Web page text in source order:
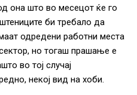
она што во месецот ќе го
би требало да
одредени работни места
но тогаш прашање е
во тој случај
некој вид на хоби.